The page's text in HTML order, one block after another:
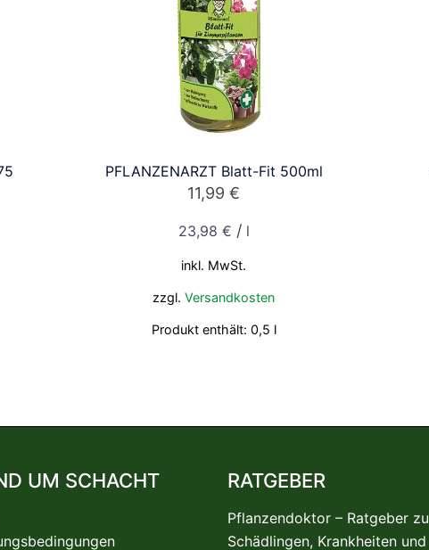
PFLANZENARZT Blatt-Fit 500ml
11,99€
23,98 € / l
inkl. MwSt.
zzgl.Versandkosten
Produkt enthält: 0,5 l
UM SCHACHT RATGEBER
Pflanzendoktor – Ratgeber zu
Schädlingen, Krankheiten und